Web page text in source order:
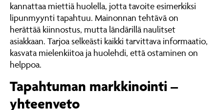
kannattaa miettiä huolella, jotta tavoite esimerkiksi
lipunmyynti tapahtuu. Mainonnan tehtävä on
herättää kiinnostus, mutta ländärillä naulitset
asiakkaan. Tarjoa selkeästi kaikki tarvittava informaatio,
kasvata mielenkiitoa ja huolehdi, että ostaminen on
helppoa.
Tapahtuman markkinointi –
yhteenveto